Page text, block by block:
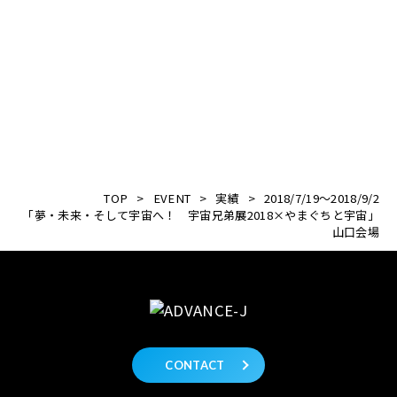
TOP > EVENT > 実績 > 2018/7/19～2018/9/2
「夢・未来・そして宇宙へ！ 宇宙兄弟展2018×やまぐちと宇宙」
山口会場
CONTACT